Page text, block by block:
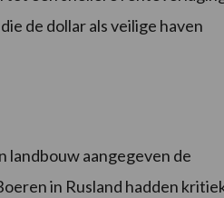
de dollar als veilige haven
landbouw aangegeven de
in Rusland hadden